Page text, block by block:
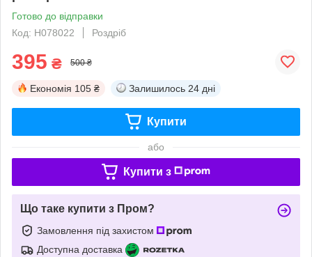
Готово до відправки
Код: Н078022
Роздріб
395 ₴ 500 ₴
Економія 105 ₴ Залишилось 24 дні
Купити
або
Купити з
Що таке купити з Пром?
Замовлення під захистом
Доступна доставка